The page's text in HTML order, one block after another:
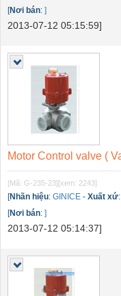
[Nơi bán: ]
2013-07-12 05:15:59]
Motor Control valve (
[Mã: G-235-23][xem: 2243]
[Nhãn hiệu: GINICE - Xuất xứ:
[Nơi bán: ]
2013-07-12 05:14:37]